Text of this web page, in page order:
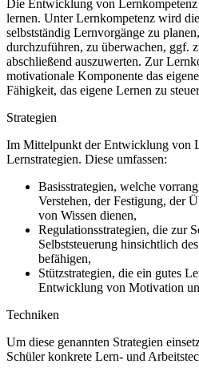
Die Entwicklung von
lernen. Unter Lernkompetenz wird
selbstständig Lernvorgänge zu
durchzuführen, zu überwachen, ggf.
abschließend auszuwerten. Zur
motivationale Komponente das
Fähigkeit, das eigene Lernen zu
Strategien
Im Mittelpunkt der Entwicklung von
Lernstrategien. Diese umfassen:
Basisstrategien, welche
Verstehen, der Festigung, der
von Wissen dienen,
Regulationsstrategien, die zur
Selbststeuerung hinsichtlich
befähigen,
Stützstrategien, die ein gutes
Entwicklung von Motivation
Techniken
Um diese genannten Strategien
Schüler konkrete Lern- und